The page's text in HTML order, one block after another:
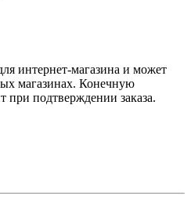
интернет-магазина и может
магазинах. Конечную
при подтверждении заказа.